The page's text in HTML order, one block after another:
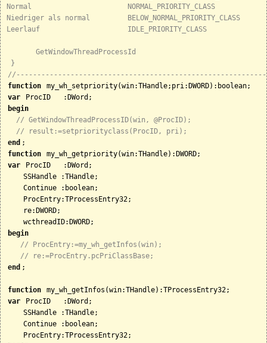
Normal                       NORMAL_PRIORITY_CLASS
Niedriger als normal         BELOW_NORMAL_PRIORITY_CLASS
Leerlauf                     IDLE_PRIORITY_CLASS
       GetWindowThreadProcessId
}
function
var
begin
// GetWindowThreadProcessID(win, @ProcID);
// result:=setpriorityclass(ProcID, pri);
end
function
var
ProcID   :DWord;
    SSHandle :THandle;
    Continue :boolean;
    ProcEntry:TProcessEntry32;
    re:DWORD;
begin
// ProcEntry:=my_wh_getInfos(win);
// re:=ProcEntry.pcPriClassBase;
end ;
function
var
ProcID   :DWord;
    SSHandle :THandle;
    Continue :boolean;